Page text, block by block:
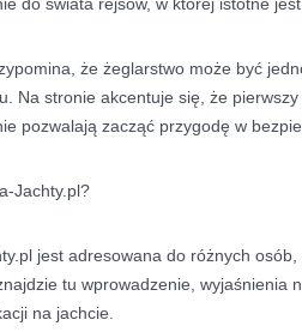
że żeglarstwo może być
Na stronie akcentuje się, że
pozwalają zacząć przygodę w
Jachty.pl?
jest adresowana do różnych
tu wprowadzenie, wyjaśnienia
na jachcie.